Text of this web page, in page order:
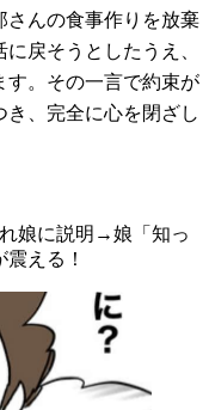
んの食事作りを放棄
戻そうとしたうえ、
す。その一言で約束が
、完全に心を閉ざし
娘に説明→娘「知っ
える！